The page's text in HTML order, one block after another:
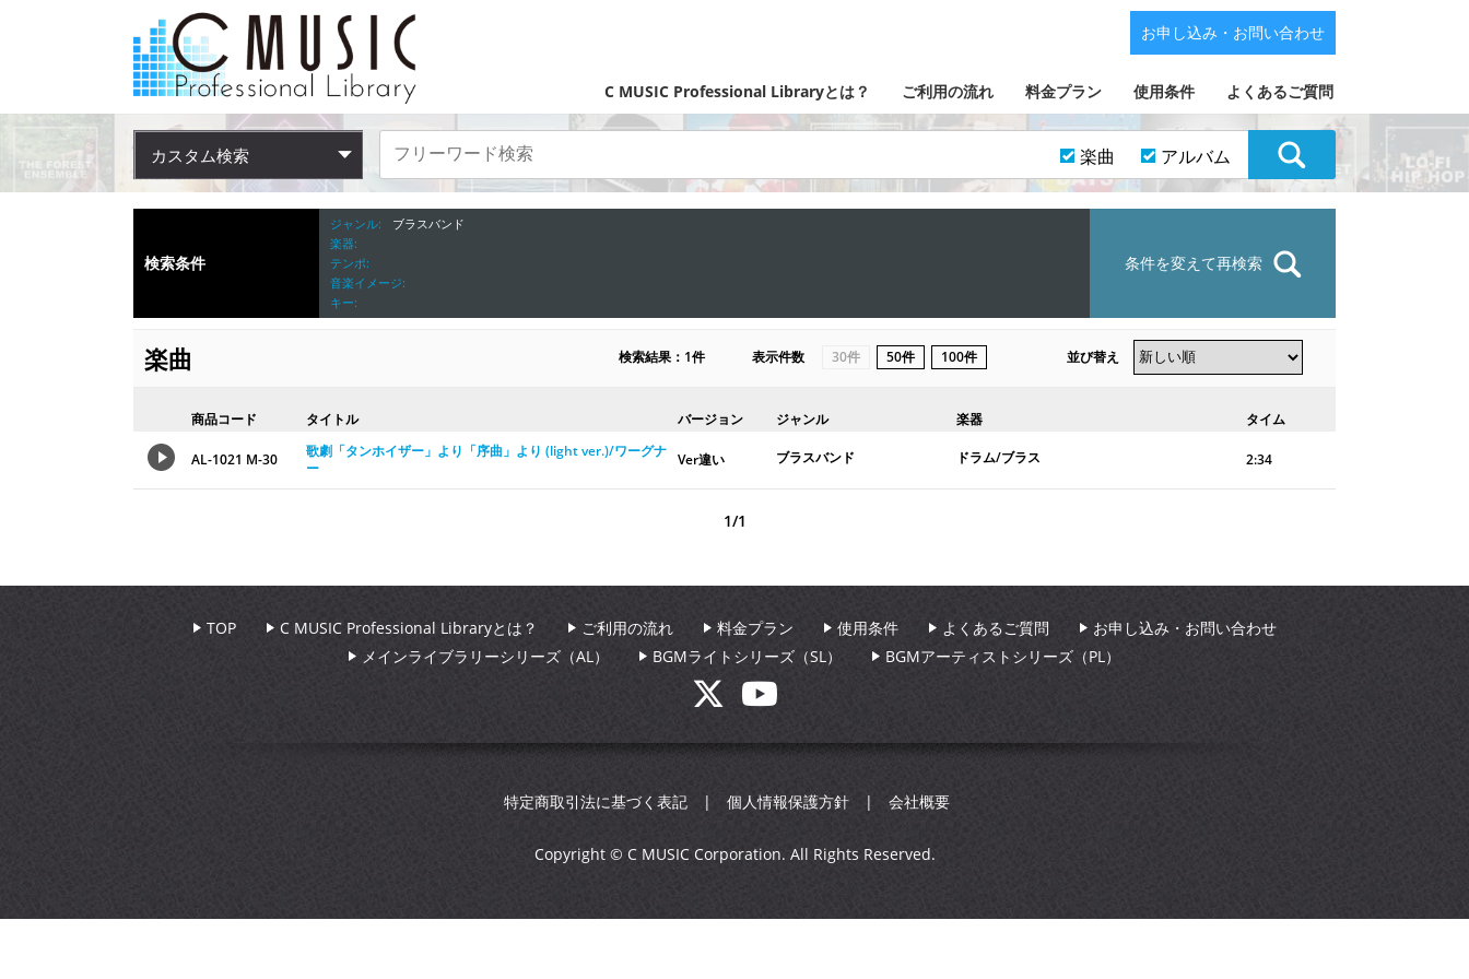
C MUSIC Professional Libraryとは？ ご利用の流れ 料金プラン 使用条件 よくあるご質問
お申し込み・お問い合わせ
カスタム検索 楽曲 アルバム
検索条件
ジャンル
ブラスバンド
楽器
テンポ
音楽イメージ
キー
条件を変えて再検索
楽曲 検索結果：1件 表示件数 30件 50件 100件 並び替え
商品コード タイトル バージョン ジャンル 楽器 タイム
AL-1021 M-30
歌劇「タンホイザー」より「序曲」より (light ver.)/ワーグナ
ー
Ver違い ブラスバンド ドラム/ブラス 2:34
1/1
TOP C MUSIC Professional Libraryとは？ ご利用の流れ 料金プラン 使用条件 よくあるご質問
お申し込み・お問い合わせ
メインライブラリーシリーズ（AL）
BGMライトシリーズ（SL） BGMアーティストシリーズ（PL）
特定商取引法に基づく表記 個人情報保護方針 会社概要
Copyright © C MUSIC Corporation. All Rights Reserved.